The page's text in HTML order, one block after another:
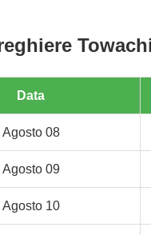
Data
Agosto 08
Agosto 09
Agosto 10